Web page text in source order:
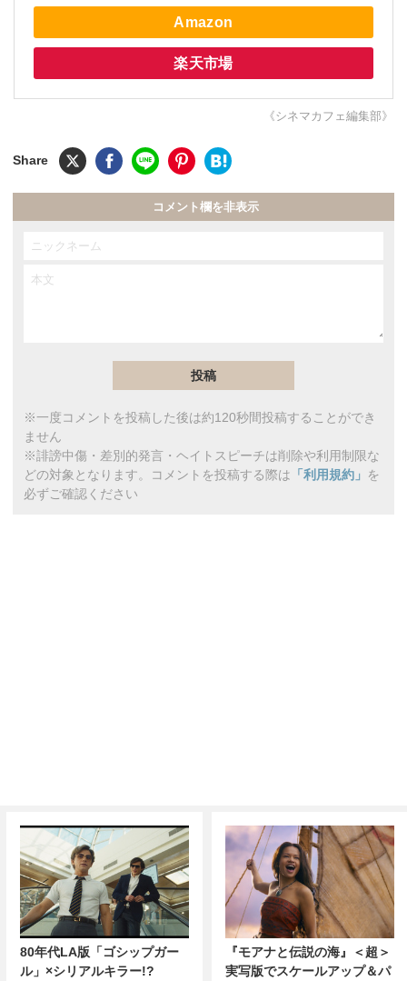
Amazon
楽天市場
《シネマカフェ編集部》
コメント欄を非表示
※一度コメントを投稿した後は約120秒間投稿することができ
ません
※誹謗中傷・差別的発言・ヘイトスピーチは削除や利用制限な
どの対象となります。コメントを投稿する際は 「利用規約」 を
必ずご確認ください
80年代LA版「ゴシップガー
ル」×シリアルキラー!?
『モアナと伝説の海』＜超＞
実写版でスケールアップ＆パ